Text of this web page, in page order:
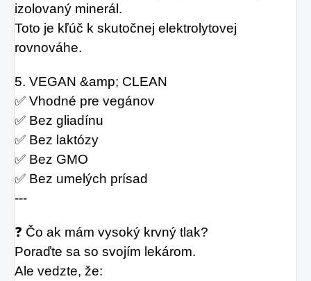
izolovaný minerál.
Toto je kľúč k skutočnej elektrolytovej
rovnováhe.
5. VEGAN &amp; CLEAN
✅ Vhodné pre vegánov
✅ Bez gliadínu
✅ Bez laktózy
✅ Bez GMO
✅ Bez umelých prísad
---
❓ Čo ak mám vysoký krvný tlak?
Poraďte sa so svojím lekárom.
Ale vedzte, že: